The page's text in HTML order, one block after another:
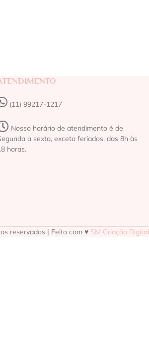
(11) 99217-1217‬
Nosso horário de atendimento é de
a sexta, exceto feriados, das 8h às
horas.
reservados | Feito com ♥ SM Criação Digital